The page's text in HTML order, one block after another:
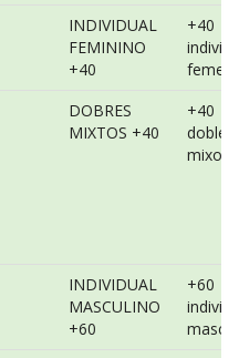
INDIVIDUAL
FEMININO
+40
+40
DOBRES
MIXTOS +40
+40
dobles
mixo
INDIVIDUAL
MASCULINO
+60
+60